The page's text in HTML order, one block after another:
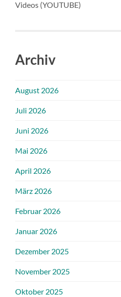
Videos (YOUTUBE)
Archiv
August 2026
Juli 2026
Juni 2026
Mai 2026
April 2026
März 2026
Februar 2026
Januar 2026
Dezember 2025
November 2025
Oktober 2025